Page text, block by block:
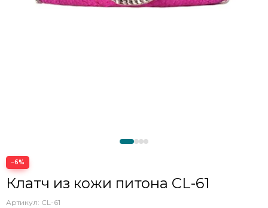
−6%
Клатч из кожи питона CL-61
Артикул: CL-61